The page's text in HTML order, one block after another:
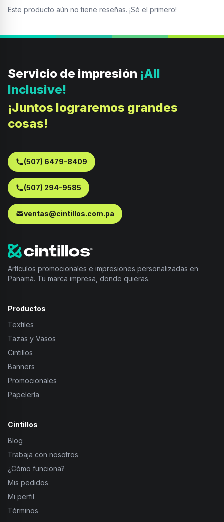
Este producto aún no tiene reseñas. ¡Sé el primero!
Servicio de impresión ¡All
Inclusive!
¡Juntos lograremos grandes
cosas!
(507) 6479-8409
(507) 294-9585
ventas@cintillos.com.pa
Artículos promocionales e impresiones personalizadas en
Panamá. Tu marca impresa, donde quieras.
Productos
Textiles
Tazas y Vasos
Cintillos
Banners
Promocionales
Papelería
Cintillos
Blog
Trabaja con nosotros
¿Cómo funciona?
Mis pedidos
Mi perfil
Términos